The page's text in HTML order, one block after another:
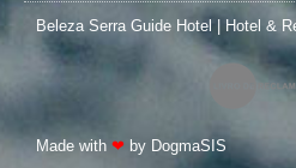
Beleza Serra Guide Hotel | Hotel &
Made with ❤ by DogmaSIS